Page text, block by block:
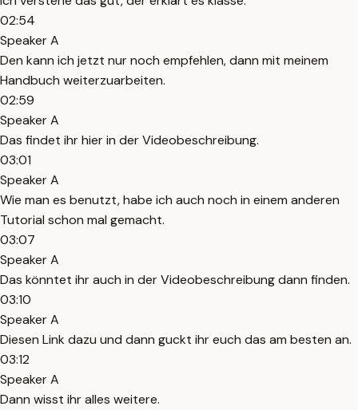
02:54
Speaker A
Den kann ich jetzt nur noch empfehlen, dann mit meinem
Handbuch weiterzuarbeiten.
02:59
Speaker A
Das findet ihr hier in der Videobeschreibung.
03:01
Speaker A
Wie man es benutzt, habe ich auch noch in einem anderen
Tutorial schon mal gemacht.
03:07
Speaker A
Das könntet ihr auch in der Videobeschreibung dann finden.
03:10
Speaker A
Diesen Link dazu und dann guckt ihr euch das am besten an.
03:12
Speaker A
Dann wisst ihr alles weitere.